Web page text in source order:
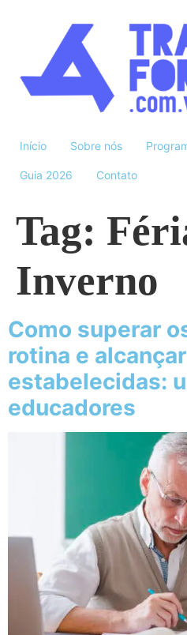
Início Sobre nós
Guia 2026 Contato
Tag:
Inverno
Como superar
rotina e
estabelecidas:
educadores